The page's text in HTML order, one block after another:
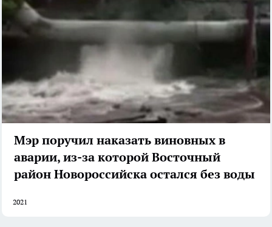
Мэр поручил наказать виновных в
аварии, из-за которой Восточный
район Новороссийска остался без воды
2021